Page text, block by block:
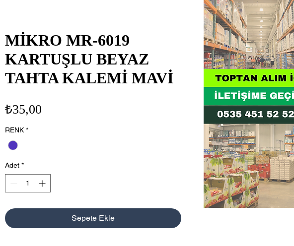
MİKRO MR-6019
KARTUŞLU BEYAZ
TAHTA KALEMİ MAVİ
₺35,00
RENK *
Adet *
Sepete Ekle